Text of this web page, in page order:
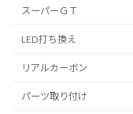
スーパーＧＴ
LED打ち換え
リアルカーボン
パーツ取り付け